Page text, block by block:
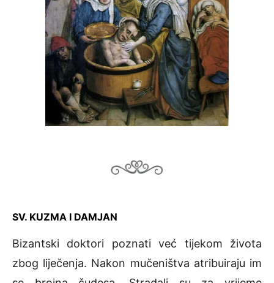
SV. KUZMA I DAMJAN
Bizantski doktori poznati već tijekom života
zbog liječenja. Nakon mučeništva atribuiraju im